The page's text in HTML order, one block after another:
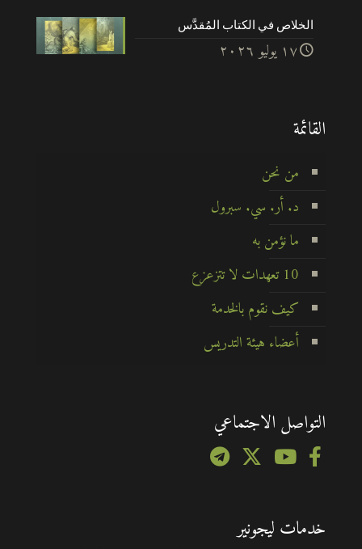
الخلاص في الكتاب المُقدَّس
۱۷ يوليو ۲۰۲٦
القائمة
من نحن
د. أر. سي. سبرول
ما نؤمن به
10 تعهدات لا تتزعزع
كيف نقوم بالخدمة
أعضاء هيئة التدريس
التواصل الاجتماعي
خدمات ليجونير